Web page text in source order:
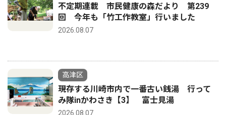
不定期連載 市民健康の森だより 第239
回 今年も「竹工作教室」行いました
2026.08.07
高津区
現存する川崎市内で一番古い銭湯 行って
み隊inかわさき【3】 富士見湯
2026.08.07